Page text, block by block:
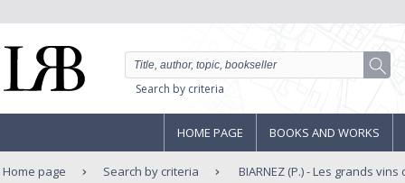
Search by criteria
HOME PAGE BOOKS AND WORKS
Home page Search by criteria BIARNEZ (P.) - Les grands